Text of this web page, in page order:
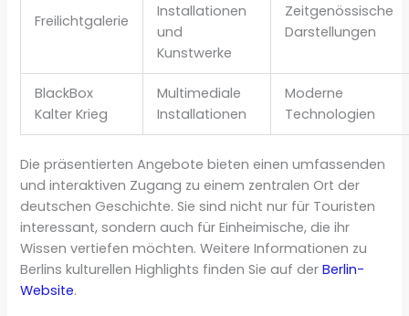
Freilichtgalerie
Installationen
und
Kunstwerke
Zeitgenössische
Darstellungen
BlackBox
Kalter Krieg
Multimediale
Installationen
Moderne
Technologien
Die präsentierten Angebote bieten einen umfassenden
und interaktiven Zugang zu einem zentralen Ort der
deutschen Geschichte. Sie sind nicht nur für Touristen
interessant, sondern auch für Einheimische, die ihr
Wissen vertiefen möchten. Weitere Informationen zu
Berlins kulturellen Highlights finden Sie auf derBerlin-
Website.